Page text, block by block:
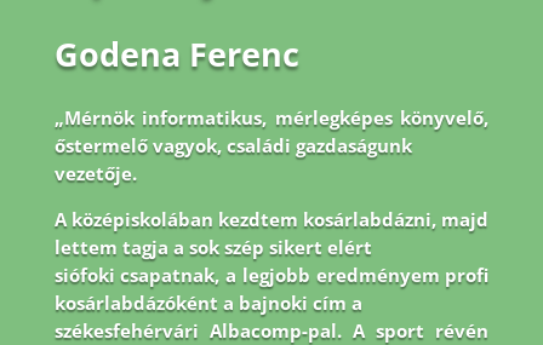
Godena Ferenc
„Mérnök informatikus, mérlegképes könyvelő,
őstermelő vagyok, családi gazdaságunk
vezetője.
A középiskolában kezdtem kosárlabdázni, majd
lettem tagja a sok szép sikert elért
siófoki csapatnak, a legjobb eredményem profi
kosárlabdázóként a bajnoki cím a
székesfehérvári Albacomp-pal. A sport révén